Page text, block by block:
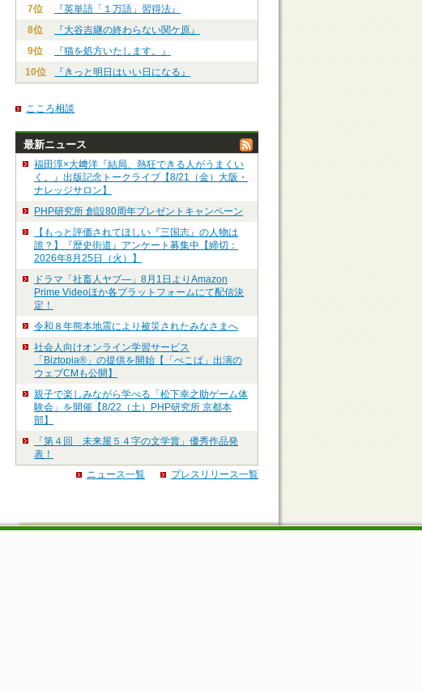
7位
『英単語「１万語」習得法』
8位
『大谷吉継の終わらない関ケ原』
9位
『猫を処方いたします。』
10位
『きっと明日はいい日になる』
こころ相談
最新ニュース
福田淳×大﨑洋『結局、熱狂できる人がうまくい
く。』出版記念トークライブ【8/21（金）大阪・
ナレッジサロン】
PHP研究所 創設80周年プレゼントキャンペーン
【もっと評価されてほしい『三国志』の人物は
誰？】『歴史街道』アンケート募集中【締切：
2026年8月25日（火）】
ドラマ「社畜人ヤブ―」8月1日よりAmazon
Prime Videoほか各プラットフォームにて配信決
定！
令和８年熊本地震により被災されたみなさまへ
社会人向けオンライン学習サービス
「Biztopia®」の提供を開始【「ぺこぱ」出演の
ウェブCMも公開】
親子で楽しみながら学べる「松下幸之助ゲーム体
験会」を開催【8/22（土）PHP研究所 京都本
部】
「第４回 未来屋５４字の文学賞」優秀作品発
表！
ニュース一覧
プレスリリース一覧